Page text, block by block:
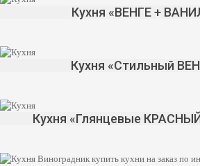
Кухня «ВЕНГЕ +
Кухня «Стильный
Кухня «Глянцевые